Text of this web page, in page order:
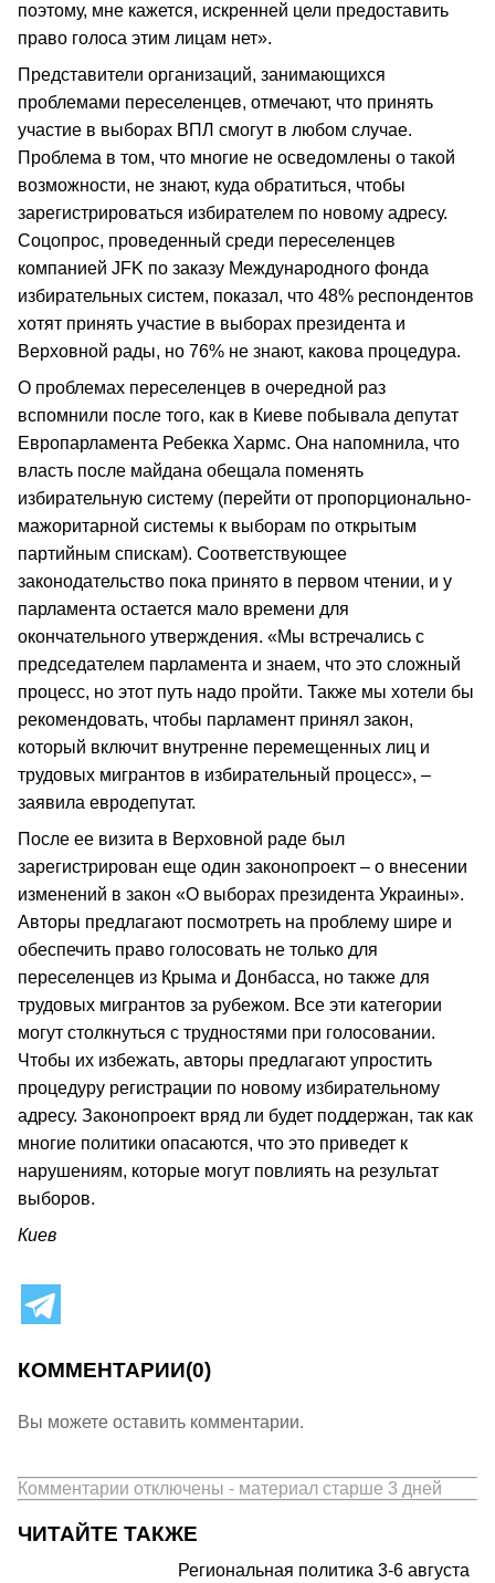
поэтому, мне кажется, искренней цели предоставить
право голоса этим лицам нет».
Представители организаций, занимающихся
проблемами переселенцев, отмечают, что принять
участие в выборах ВПЛ смогут в любом случае.
Проблема в том, что многие не осведомлены о такой
возможности, не знают, куда обратиться, чтобы
зарегистрироваться избирателем по новому адресу.
Соцопрос, проведенный среди переселенцев
компанией JFK по заказу Международного фонда
избирательных систем, показал, что 48% респондентов
хотят принять участие в выборах президента и
Верховной рады, но 76% не знают, какова процедура.
О проблемах переселенцев в очередной раз
вспомнили после того, как в Киеве побывала депутат
Европарламента Ребекка Хармс. Она напомнила, что
власть после майдана обещала поменять
избирательную систему (перейти от пропорционально-
мажоритарной системы к выборам по открытым
партийным спискам). Соответствующее
законодательство пока принято в первом чтении, и у
парламента остается мало времени для
окончательного утверждения. «Мы встречались с
председателем парламента и знаем, что это сложный
процесс, но этот путь надо пройти. Также мы хотели бы
рекомендовать, чтобы парламент принял закон,
который включит внутренне перемещенных лиц и
трудовых мигрантов в избирательный процесс», –
заявила евродепутат.
После ее визита в Верховной раде был
зарегистрирован еще один законопроект – о внесении
изменений в закон «О выборах президента Украины».
Авторы предлагают посмотреть на проблему шире и
обеспечить право голосовать не только для
переселенцев из Крыма и Донбасса, но также для
трудовых мигрантов за рубежом. Все эти категории
могут столкнуться с трудностями при голосовании.
Чтобы их избежать, авторы предлагают упростить
процедуру регистрации по новому избирательному
адресу. Законопроект вряд ли будет поддержан, так как
многие политики опасаются, что это приведет к
нарушениям, которые могут повлиять на результат
выборов.
Киев
КОММЕНТАРИИ(0)
Вы можете оставить комментарии.
Комментарии отключены - материал старше 3 дней
ЧИТАЙТЕ ТАКЖЕ
Региональная политика 3-6 августа